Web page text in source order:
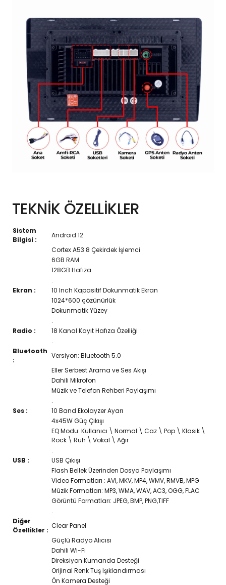
TEKNİK ÖZELLİKLER
Sistem
Bilgisi :
Android 12
Cortex A53 8 Çekirdek İşlemci
6GB RAM
128GB Hafıza
.
Ekran :
10 Inch Kapasitif Dokunmatik Ekran
1024*600 çözünürlük
Dokunmatik Yüzey
.
Radio :
18 Kanal Kayıt Hafıza Özelliği
.
Bluetooth
:
Versiyon: Bluetooth 5.0
Eller Serbest Arama ve Ses Akışı
Dahili Mikrofon
Müzik ve Telefon Rehberi Paylaşımı
.
Ses :
10 Band Ekolayzer Ayarı
4x45W Güç Çıkışı
EQ Modu: Kullanıcı \ Normal \ Caz \ Pop \ Klasik \
Rock \ Ruh \ Vokal \ Ağır
.
USB :
USB Çıkışı
Flash Bellek Üzerinden Dosya Paylaşımı
Video Formatları : AVI, MKV, MP4, WMV, RMVB, MPG
Müzik Formatları: MP3, WMA, WAV, AC3, OGG, FLAC
Görüntü Formatları: JPEG, BMP, PNG,TIFF
.
Diğer
Özellikler :
Clear Panel
Güçlü Radyo Alıcısı
Dahili Wi-Fi
Direksiyon Kumanda Desteği
Orijinal Renk Tuş Işıklandırması
Ön Kamera Desteği